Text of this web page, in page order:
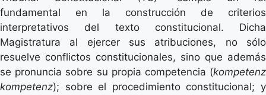
fundamental en la construcción de criterios
interpretativos del texto constitucional. Dicha
Magistratura al ejercer sus atribuciones, no sólo
resuelve conflictos constitucionales, sino que además
se pronuncia sobre su propia competencia (kompetenz
kompetenz); sobre el procedimiento constitucional; y